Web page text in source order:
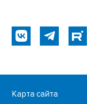
Карта сайта